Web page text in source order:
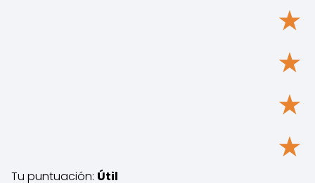
★
★
★
★
Tu puntuación: Útil